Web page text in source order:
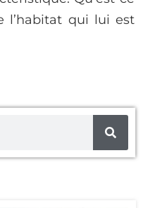
l’habitat qui lui est